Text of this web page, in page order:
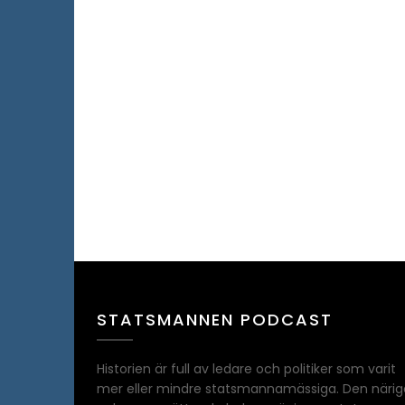
STATSMANNEN PODCAST
Historien är full av ledare och politiker som varit
mer eller mindre statsmannamässiga. Den